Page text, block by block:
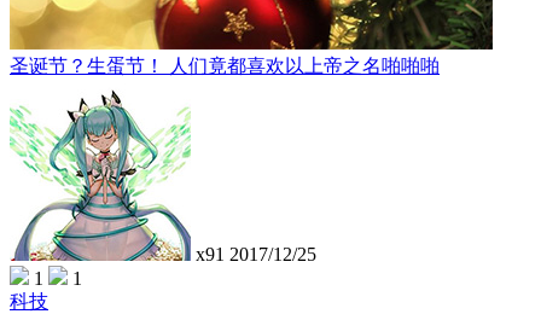
圣诞节？生蛋节！ 人们竟都喜欢以上帝之名啪啪啪
x91 2017/12/25
1
1
科技